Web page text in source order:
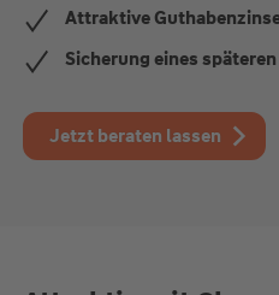
Attraktive
Sicherung eines
Jetzt beraten lassen